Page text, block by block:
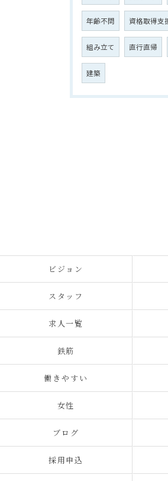
年齢不問 資格取得支
組み立て 直行直帰
建築
ビジョン
スタッフ
求人一覧
鉄筋
働きやすい
女性
ブログ
採用申込